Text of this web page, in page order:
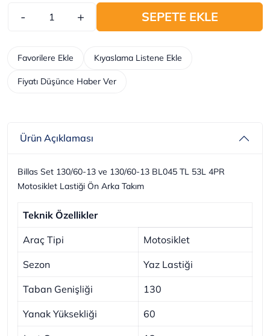
- + SEPETE EKLE
Kıyaslama Listene Ekle
Favorilere Ekle
Fiyatı Düşünce Haber Ver
Ürün Açıklaması
Billas Set 130/60-13 ve 130/60-13 BL045 TL 53L 4PR
Motosiklet Lastiği Ön Arka Takım
Teknik Özellikler
Araç Tipi Motosiklet
Sezon Yaz Lastiği
Taban Genişliği 130
Yanak Yüksekliği 60